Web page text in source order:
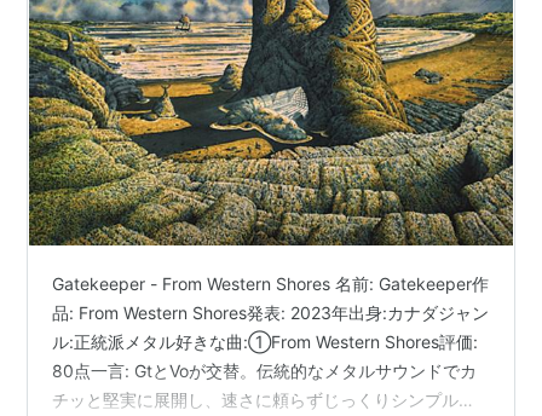
Gatekeeper - From Western Shores 名前: Gatekeeper作
品: From Western Shores発表: 2023年出身:カナダジャン
ル:正統派メタル好きな曲:①From Western Shores評価:
80点一言: GtとVoが交替。伝統的なメタルサウンドでカ
チッと堅実に展開し、速さに頼らずじっくりシンプルな